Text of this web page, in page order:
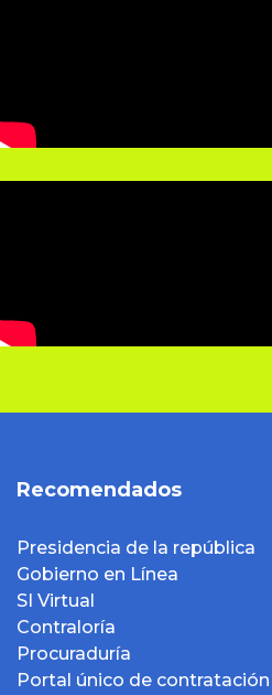
Recomendados
Presidencia de la república
Gobierno en Línea
SI Virtual
Contraloría
Procuraduría
Portal único de contratación